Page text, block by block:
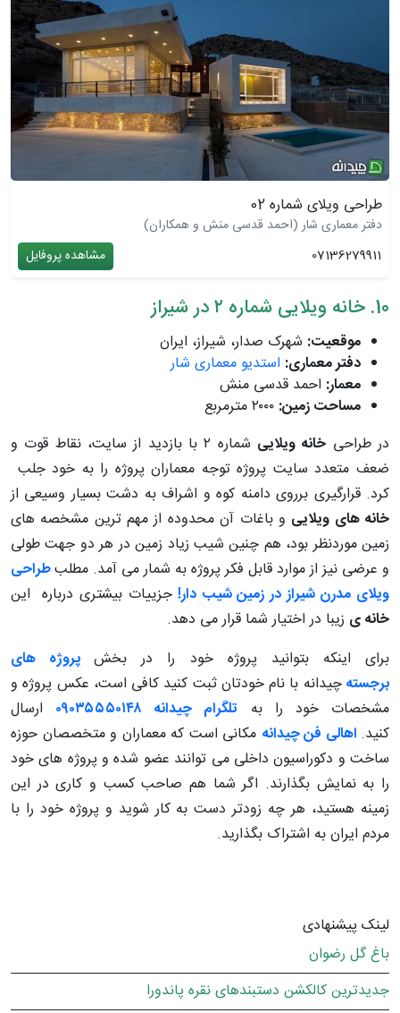
طراحی ویلای شماره 02
دفتر معماری شار (احمد قدسی منش و همکاران)
07136279911
مشاهده پروفایل
10. خانه ویلایی شماره ۲ در شیراز
موقعیت: شهرک صدار، شیراز، ایران
دفتر معماری: استدیو معماری شار
معمار: احمد قدسی منش
مساحت زمین:
در طراحی خانه ویلایی
شماره ۲ با بازدید از سایت، نقاط قوت و
ضعف متعدد سایت پروژه توجه معماران پروژه را به خود جلب
کرد. قرارگیری برروی دامنه کوه و اشراف به دشت بسیار وسیعی از
خانه های ویلایی و باغات آن محدوده از مهم ترین مشخصه های
زمین موردنظر بود، هم چنین شیب زیاد زمین در هر دو جهت طولی
و عرضی نیز از موارد قابل فکر پروژه به شمار می آمد. مطلبطراحی
ویلای مدرن شیراز در زمین شیب دار!جزییات بیشتری درباره این
خانه ی زیبا در اختیار شما قرار می دهد.
برای اینکه بتوانید پروژه خود را در بخش پروژه های
برجستهچیدانه با نام خودتان ثبت کنید کافی است، عکس پروژه و
مشخصات خود را به تلگرام چیدانه ۰۹۰۳۵۵۵۰۱۴۸
ارسال
کنید. اهالی فن چیدانه مکانی است که معماران و متخصصان حوزه
ساخت و دکوراسیون داخلی می توانند عضو شده و پروژه های خود
را به نمایش بگذارند. اگر شما هم صاحب کسب و کاری در این
زمینه هستید، هر چه زودتر دست به کار شوید و پروژه خود را با
مردم ایران به اشتراک بگذارید.
لینک پیشنهادی
باغ گل رضوان
جدیدترین کالکشن دستبندهای نقره پاندورا